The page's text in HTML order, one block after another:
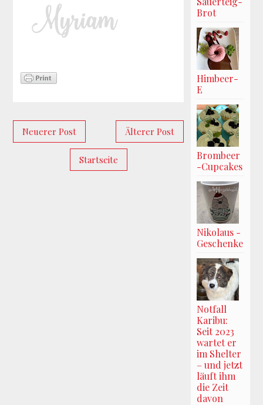
Neuerer Post Älterer Post
Startseite
Brot
Himbeer-
E
Brombeer
-Cupcakes
Nikolaus -
Geschenke
Notfall
Karibu:
Seit 2023
wartet er
im Shelter
– und jetzt
läuft ihm
die Zeit
davon